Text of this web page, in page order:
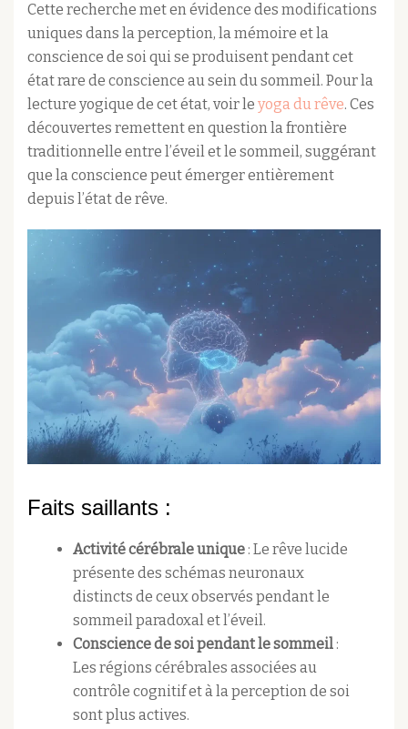
Cette recherche met en évidence des modifications
uniques dans la perception, la mémoire et la
conscience de soi qui se produisent pendant cet
état rare de conscience au sein du sommeil. Pour la
lecture yogique de cet état, voir le yoga du rêve. Ces
découvertes remettent en question la frontière
traditionnelle entre l’éveil et le sommeil, suggérant
que la conscience peut émerger entièrement
depuis l’état de rêve.​
Faits saillants :
Activité cérébrale unique : Le rêve lucide
présente des schémas neuronaux
distincts de ceux observés pendant le
sommeil paradoxal et l’éveil.​
Conscience de soi pendant le sommeil :
Les régions cérébrales associées au
contrôle cognitif et à la perception de soi
sont plus actives.​